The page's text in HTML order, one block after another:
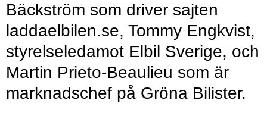
Bäckström som driver sajten
laddaelbilen.se, Tommy Engkvist,
styrelseledamot Elbil Sverige, och
Martin Prieto-Beaulieu som är
marknadschef på Gröna Bilister.